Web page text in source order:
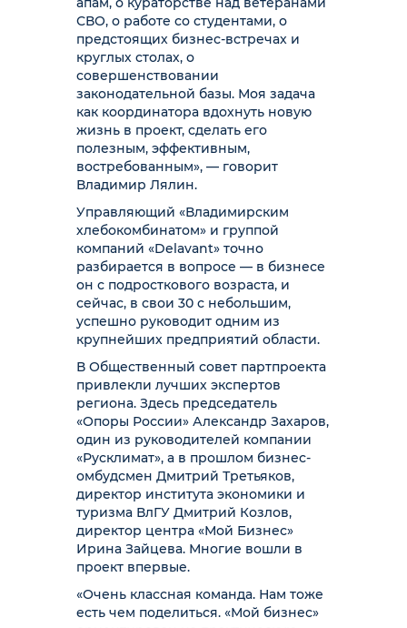
СВО, о работе со студентами, о
предстоящих бизнес-встречах и
круглых столах, о
совершенствовании
законодательной базы. Моя задача
как координатора вдохнуть новую
жизнь в проект, сделать его
полезным, эффективным,
востребованным», — говорит
Владимир Лялин.
Управляющий «Владимирским
хлебокомбинатом» и группой
компаний «Delavant» точно
разбирается в вопросе — в бизнесе
он с подросткового возраста, и
сейчас, в свои 30 с небольшим,
успешно руководит одним из
крупнейших предприятий области.
В Общественный совет партпроекта
привлекли лучших экспертов
региона. Здесь председатель
«Опоры России» Александр Захаров,
один из руководителей компании
«Русклимат», а в прошлом бизнес-
омбудсмен Дмитрий Третьяков,
директор института экономики и
туризма ВлГУ Дмитрий Козлов,
директор центра «Мой Бизнес»
Ирина Зайцева. Многие вошли в
проект впервые.
«Очень классная команда. Нам тоже
есть чем поделиться. «Мой бизнес»